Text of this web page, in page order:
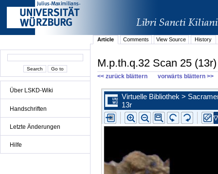
Über LSKD-Wiki
Handschriften
Letzte Änderungen
Hilfe
Article Comments View Source History
M.p.th.q.32 Scan 25 (13r)
<< zurück blättern vorwärts blättern >>